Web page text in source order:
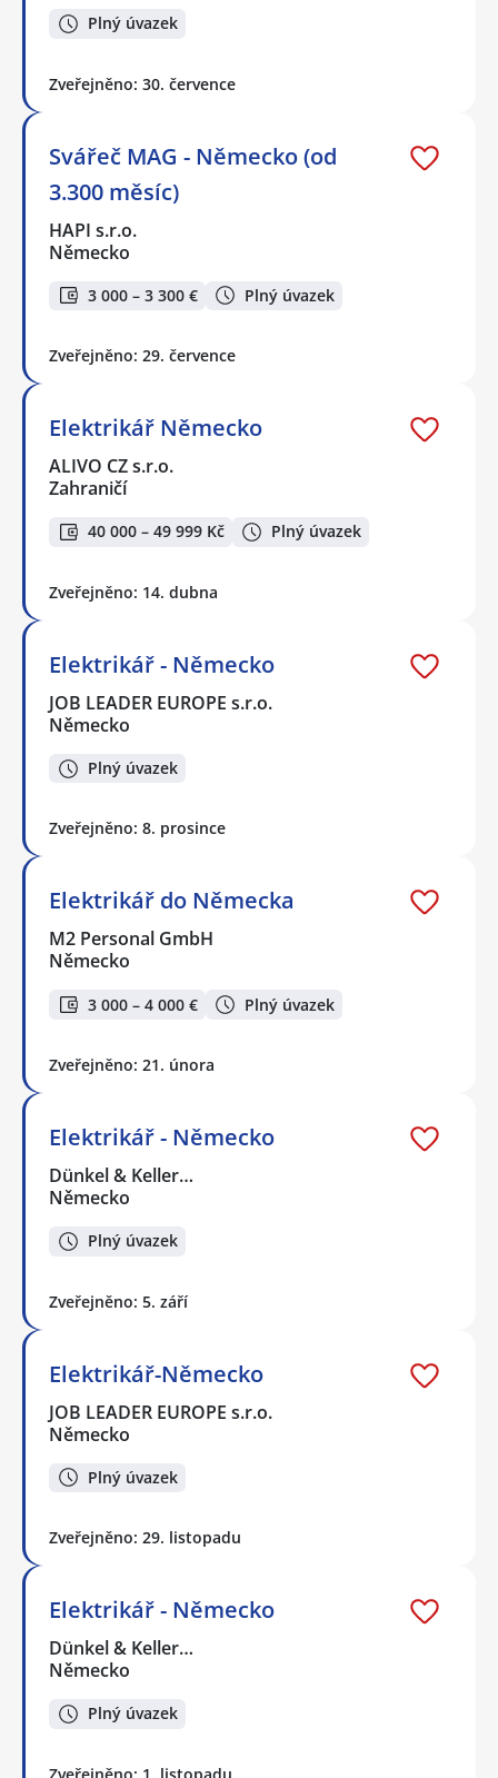
Plný úvazek
Zveřejněno: 30. července
Svářeč MAG - Německo (od
3.300 měsíc)
HAPI s.r.o.
Německo
3 000 – 3 300 € Plný úvazek
Zveřejněno: 29. července
Elektrikář Německo
ALIVO CZ s.r.o.
Zahraničí
40 000 – 49 999 Kč Plný úvazek
Zveřejněno: 14. dubna
Elektrikář - Německo
JOB LEADER EUROPE s.r.o.
Německo
Plný úvazek
Zveřejněno: 8. prosince
Elektrikář do Německa
M2 Personal GmbH
Německo
3 000 – 4 000 € Plný úvazek
Zveřejněno: 21. února
Elektrikář - Německo
Dünkel & Keller…
Německo
Plný úvazek
Zveřejněno: 5. září
Elektrikář-Německo
JOB LEADER EUROPE s.r.o.
Německo
Plný úvazek
Zveřejněno: 29. listopadu
Elektrikář - Německo
Dünkel & Keller…
Německo
Plný úvazek